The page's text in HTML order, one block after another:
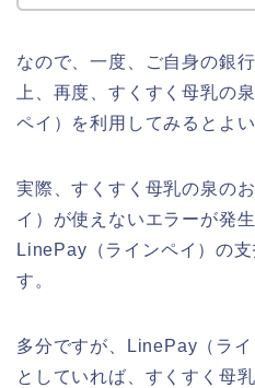
なので、一度、ご自身の銀
上、再度、すくすく母乳の
ペイ）を利用してみるとよい
実際、すくすく母乳の泉の
イ）が使えないエラーが発
LinePay（ラインペイ）の
す。
多分ですが、LinePay（ラ
としていれば、すくすく母